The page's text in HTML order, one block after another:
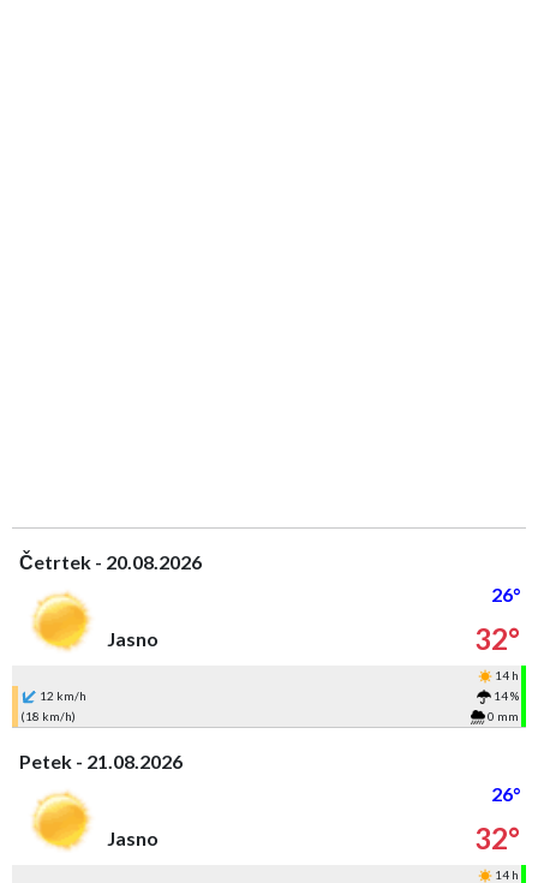
Četrtek - 20.08.2026
26°
Jasno
32°
14 h
12 km/h
14 %
(18 km/h)
0 mm
Petek - 21.08.2026
26°
Jasno
32°
14 h